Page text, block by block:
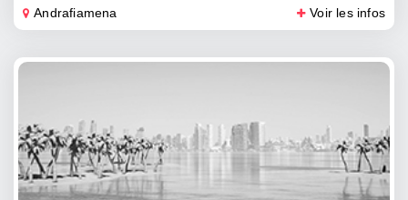
Andrafiamena Voir les infos